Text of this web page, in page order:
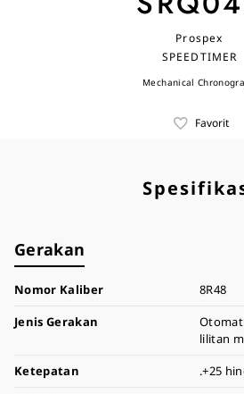
Prospex
SPEEDTIMER
Mechanical
Favorit
Gerakan
Nomor Kaliber
8R48
Jenis Gerakan
lilitan
Ketepatan
.+25